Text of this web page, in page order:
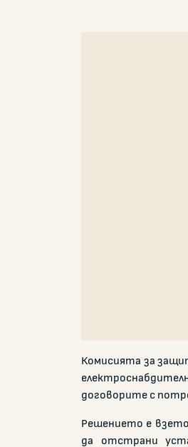
Комисията за
договорите с
Решението е
да отстрани